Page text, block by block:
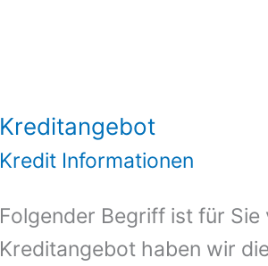
Kreditangebot
Kredit Informationen
Folgender Begriff ist für
Kreditangebot haben wir